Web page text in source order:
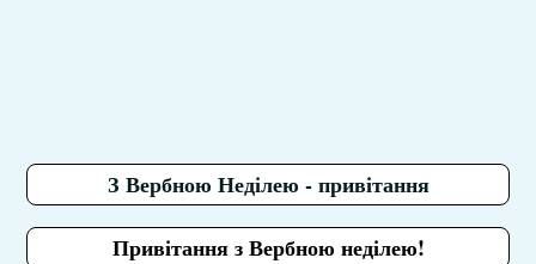
З Вербною Неділею - привітання
Привітання з Вербною неділею!